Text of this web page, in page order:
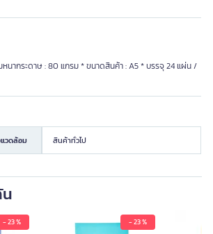
นากระดาษ : 80 แกรม * ขนาดสินค้า : A5 * บรรจุ 24 แผ่น /
วดล้อม สินค้าทั่วไป
- 23 % - 23 %